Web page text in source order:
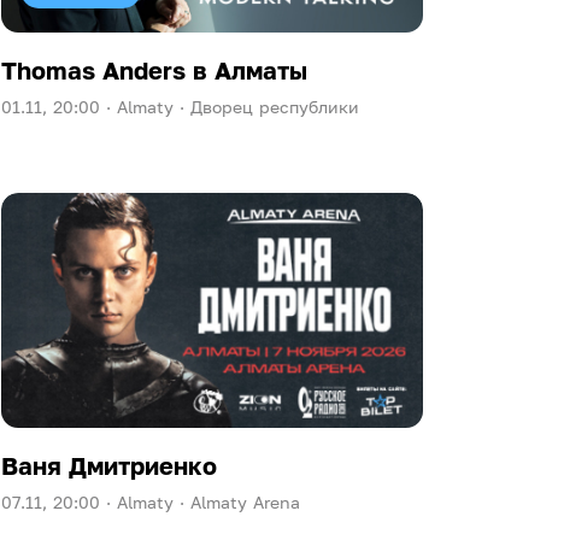
Thomas Anders в Алматы
01.11, 20:00 · Almaty · Дворец республики
Ваня Дмитриенко
07.11, 20:00 · Almaty · Almaty Arena